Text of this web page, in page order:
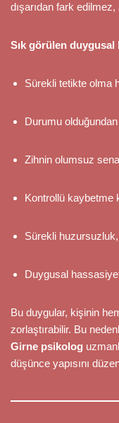
dışarıdan fark
Sık görülen
Sürekli tetikte olma
Durumu
Zihnin olumsuz
Kontrollü kaybetme
Sürekli huzursuzluk,
Duygusal
Bu duygular, kişinin
zorlaştırabilir. Bu
Girne psikolog
düşünce yapısını